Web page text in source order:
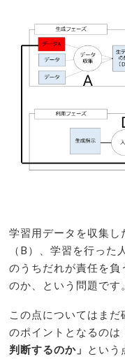
学習用データを収集し
（B）、学習を行った
のうちだれが責任を負
のか、という問題です
この点についてはま
のポイントとなるのは
判断するのか」 という